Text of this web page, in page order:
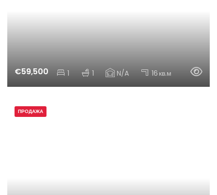
€59,500 1 1 N/A 16 кв.м
ПРОДАЖА